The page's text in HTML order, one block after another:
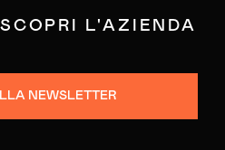
SCOPRI L'AZIENDA
NEWSLETTER